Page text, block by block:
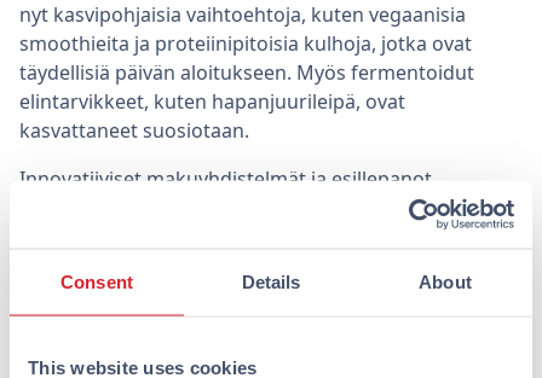
Consent Details About
This website uses cookies
nyt kasvipohjaisia vaihtoehtoja, kuten vegaanisia
smoothieita ja proteiinipitoisia kulhoja, jotka ovat
täydellisiä päivän aloitukseen. Myös fermentoidut
elintarvikkeet, kuten hapanjuurileipä, ovat
kasvattaneet suosiotaan.
Innovatiiviset makuyhdistelmät ja esillepanot
houkuttelevat myös aamiaiskävijöitä. Esimerkiksi
erilaiset marjasekoitukset ja käsintehdyt granolat
brunssipaikat tarjoavat mahdollisuuden kokeilla
paikallisia erikoisuuksia, mikä tekee vierailusta